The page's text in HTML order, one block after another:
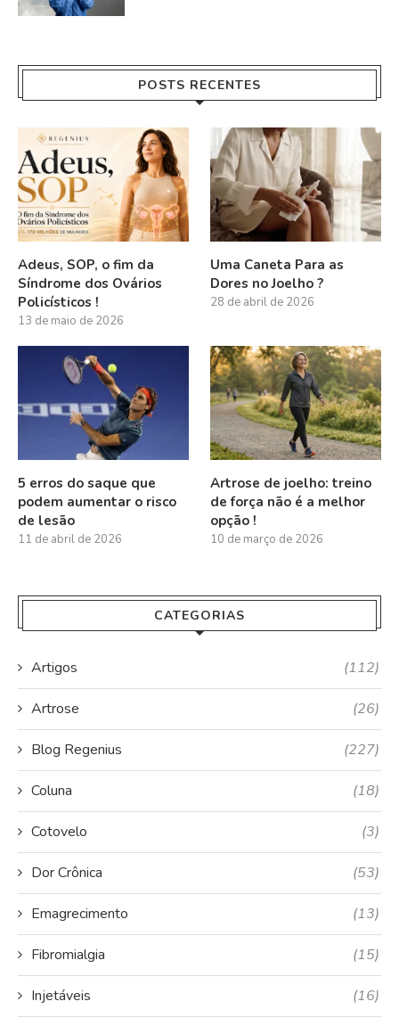
POSTS RECENTES
Adeus, SOP, o fim da
Síndrome dos Ovários
Policísticos !
13 de maio de 2026
Uma Caneta Para as
Dores no Joelho ?
28 de abril de 2026
5 erros do saque que
podem aumentar o risco
de lesão
11 de abril de 2026
Artrose de joelho: treino
de força não é a melhor
opção !
10 de março de 2026
CATEGORIAS
Artigos (112)
Artrose (26)
Blog Regenius (227)
Coluna (18)
Cotovelo (3)
Dor Crônica (53)
Emagrecimento (13)
Fibromialgia (15)
Injetáveis (16)